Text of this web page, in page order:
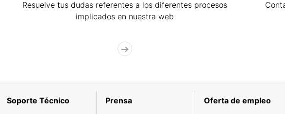
Resuelve tus dudas referentes a los diferentes procesos
implicados en nuestra web
Soporte Técnico Prensa Oferta de empleo